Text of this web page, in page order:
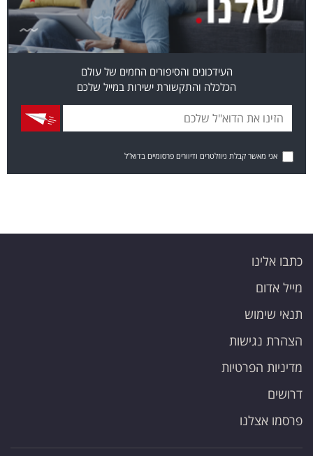
העידכונים והסיפורים החמים של עולם
הכלכלה והתקשורת ישירות במייל שלכם
אני מאשר קבלת ניוזלטרים ודיוורים פרסומיים בדוא"ל
כתבו אלינו
מייל אדום
תנאי שימוש
הצהרת נגישות
מדיניות הפרטיות
דרושים
פרסמו אצלנו